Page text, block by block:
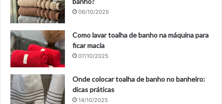
06/10/2025
Como lavar toalha de banho na máquina para
ficar macia
07/10/2025
Onde colocar toalha de banho no banheiro:
dicas práticas
14/10/2025